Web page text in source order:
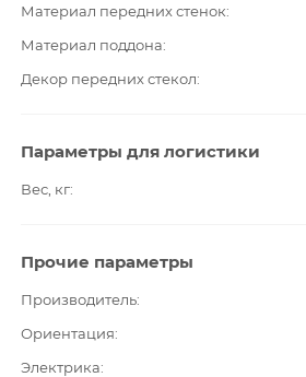
Материал передних стенок
Материал поддона
Декор передних стекол
Параметры для логистики
Вес, кг
Прочие параметры
Производитель
Ориентация
Электрика